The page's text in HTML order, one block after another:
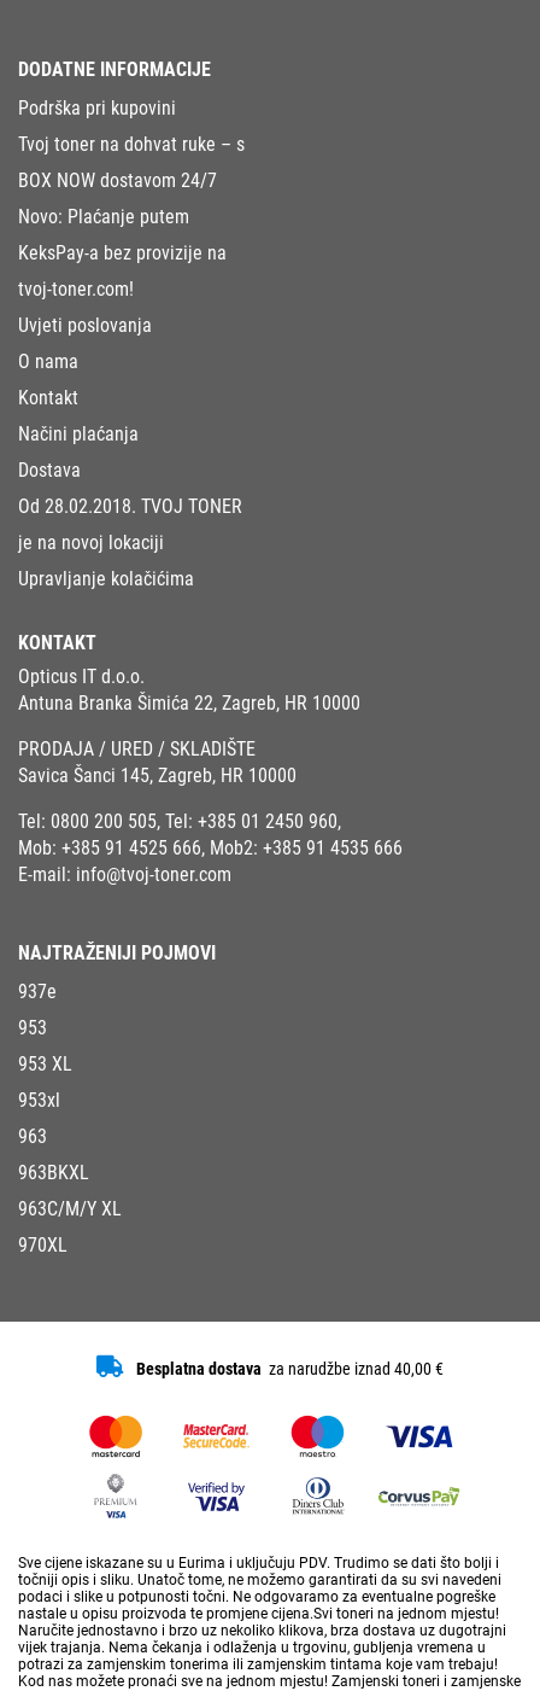
DODATNE INFORMACIJE
Podrška pri kupovini
Tvoj toner na dohvat ruke – s
BOX NOW dostavom 24/7
Novo: Plaćanje putem
KeksPay-a bez provizije na
tvoj-toner.com!
Uvjeti poslovanja
O nama
Kontakt
Načini plaćanja
Dostava
Od 28.02.2018. TVOJ TONER
je na novoj lokaciji
Upravljanje kolačićima
KONTAKT
Opticus IT d.o.o.
Antuna Branka Šimića 22, Zagreb, HR 10000
PRODAJA / URED / SKLADIŠTE
Savica Šanci 145, Zagreb, HR 10000
Tel: 0800 200 505, Tel: +385 01 2450 960,
Mob: +385 91 4525 666, Mob2: +385 91 4535 666
E-mail: info@tvoj-toner.com
NAJTRAŽENIJI POJMOVI
937e
953
953 XL
953xl
963
963BKXL
963C/M/Y XL
970XL
Besplatna dostava za narudžbe iznad 40,00 €
Sve cijene iskazane su u Eurima i uključuju PDV. Trudimo se dati što bolji i
točniji opis i sliku. Unatoč tome, ne možemo garantirati da su svi navedeni
podaci i slike u potpunosti točni. Ne odgovaramo za eventualne pogreške
nastale u opisu proizvoda te promjene cijena.Svi toneri na jednom mjestu!
Naručite jednostavno i brzo uz nekoliko klikova, brza dostava uz dugotrajni
vijek trajanja. Nema čekanja i odlaženja u trgovinu, gubljenja vremena u
potrazi za zamjenskim tonerima ili zamjenskim tintama koje vam trebaju!
Kod nas možete pronaći sve na jednom mjestu! Zamjenski toneri i zamjenske